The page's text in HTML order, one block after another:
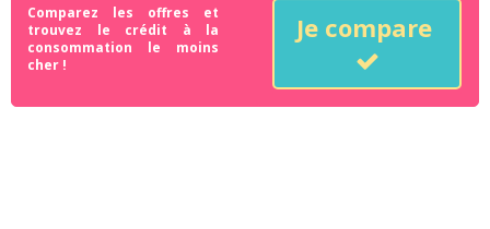
Comparez les offres et
trouvez le crédit à la
consommation le moins
cher !
Je compare